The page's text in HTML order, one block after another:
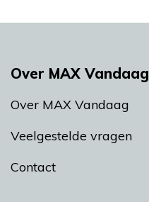
Over MAX Vandaag
Over MAX Vandaag
Veelgestelde vragen
Contact